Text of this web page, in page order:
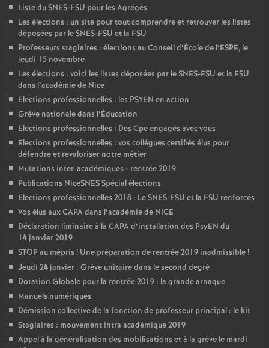
Liste du SNES-FSU pour les Agrégés
Les élections : un site pour tout comprendre et retrouver les listes
déposées par le SNES-FSU et la FSU
Professeurs stagiaires : élections au Conseil d’École de l’ESPE, le
jeudi 15 novembre
Les élections : voici les listes déposées par le SNES-FSU et la FSU
dans l’académie de Nice
Elections professionnelles : les PSYEN en action
Grève nationale dans l’Éducation
Elections professionnelles : Des Cpe engagés avec vous
Elections professionnelles : vos collègues certifiés élus pour
défendre et revaloriser notre métier
Mutations inter-académiques - rentrée 2019
Publications NiceSNES Spécial élections
Elections professionnelles 2018 : Le SNES-FSU et la FSU renforcés
Vos élus aux CAPA dans l’académie de NICE
Déclaration liminaire à la CAPA d’installation des PsyEN du
14 janvier 2019
STOP au mépris ! Une préparation de rentrée 2019 inadmissible!
Jeudi 24 janvier : Grève unitaire dans le second degré
Dotation Globale pour la rentrée 2019 : la grande arnaque
Manuels numériques
Démission collective de la fonction de professeur principal : le kit
Stagiaires : mouvement intra académique 2019
Appel à la généralisation des mobilisations et à la grève le mardi